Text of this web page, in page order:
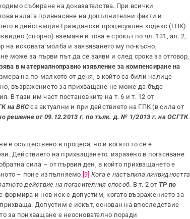
събиране на доказателства. При всички
налага привнасяне на допълнителни факти и
в действащия Граждански процесуален кодекс (ГПК)
(спорно) вземане и това е срокът по чл. 131, ал. 2,
исковата молба и заявяването му по-късно,
може за първи път да се заяви и след срока за отговор,
в материалноправно изявление за компенсиране на
на по-малкото от деня, в който са били налице
възражението за прихващане не може да бъде
В тази им част постановките на т. 6 и т. 12 от
на ВКСса актуални и при действието на ГПК (в сила от
решение от 09.12.2013 г. по тълк. д. № 1/2013 г. на ОСГТК
е осъществено в процеса, но и когато то се е
Действието на прихващането, изразено в погасяване
сила – от първия ден, в който прихващането е
– поне изпълняемо. [9] Кога е настъпила ликвидността
действие на погасителния способ. В т. 2 от ТР по
и нов иск е допустим, когато възражението за
Допустим е искът, основан на впоследствие
за прихващане е неоснователно поради